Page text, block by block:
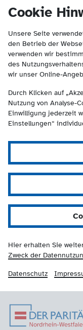
Cookie
Unsere Seite
den Betrieb der
verwenden wir
des
wir unser Online-
Durch Klicken auf
Nutzung von Analyse-
Einwilligung jederzeit
Einstellungen“
Hier erhalten Sie
Zweck der
Datenschutz
Der